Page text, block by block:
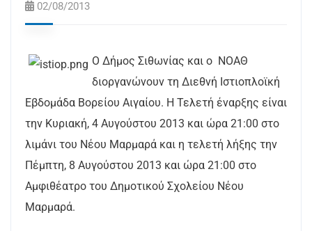
02/08/2013
Ο Δήμος Σιθωνίας και ο ΝΟΑΘ
διοργανώνουν τη Διεθνή Ιστιοπλοϊκή
Εβδομάδα Βορείου Αιγαίου. Η Τελετή έναρξης είναι
την Κυριακή, 4 Αυγούστου 2013 και ώρα 21:00 στο
λιμάνι του Nέου Μαρμαρά και η τελετή λήξης την
Πέμπτη, 8 Αυγούστου 2013 και ώρα 21:00 στο
Αμφιθέατρο του Δημοτικού Σχολείου Nέου
Μαρμαρά.